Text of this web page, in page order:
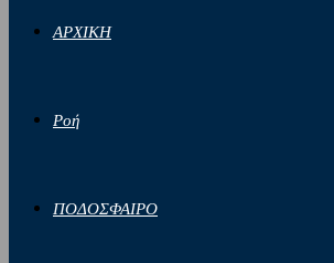
ΑΡΧΙΚΗ
Ροή
ΠΟΔΟΣΦΑΙΡΟ